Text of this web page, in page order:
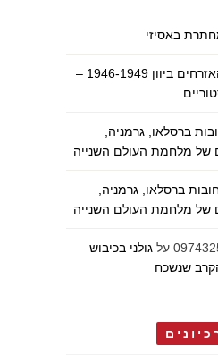
באסיזי
מלחמת האזרחים ביוון 1946-1949 –
ברסלאו, גרמניה,
של מלחמת העולם השנייה
ברסלאו, גרמניה,
של מלחמת העולם השנייה
על גולני בכיבוש
שנשכח